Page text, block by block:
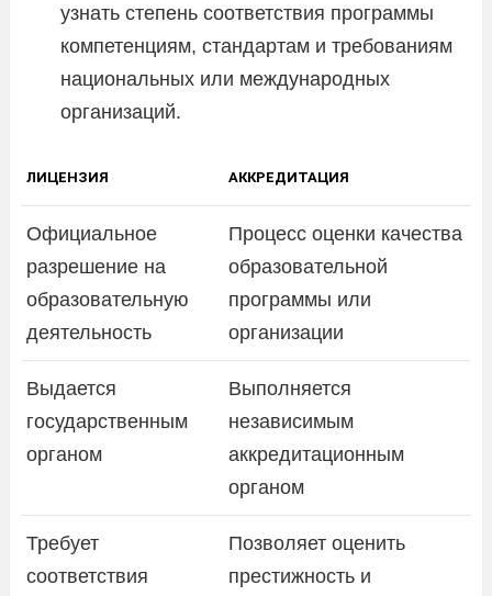
узнать степень соответствия программы
компетенциям, стандартам и требованиям
национальных или международных
организаций.
ЛИЦЕНЗИЯ АККРЕДИТАЦИЯ
Официальное
разрешение на
образовательную
деятельность
Процесс оценки качества
образовательной
программы или
организации
Выдается
государственным
органом
Выполняется
независимым
аккредитационным
органом
Требует
соответствия
Позволяет оценить
престижность и